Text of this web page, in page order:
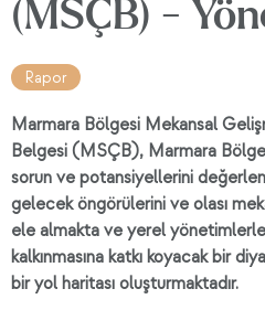
(MSÇB) -
Rapor
Marmara Bölgesi Mekansal
Belgesi (MSÇB), Marmara
sorun ve potansiyellerini
gelecek öngörülerini ve olası
ele almakta ve yerel
kalkınmasına katkı koyacak bir
bir yol haritası oluşturmaktadır.